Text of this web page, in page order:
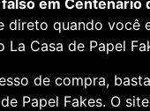
em Centenário
direto quando você
Casa de Papel
de compra,
Papel Fakes. O